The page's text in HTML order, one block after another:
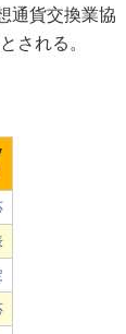
通貨交換業協
される。